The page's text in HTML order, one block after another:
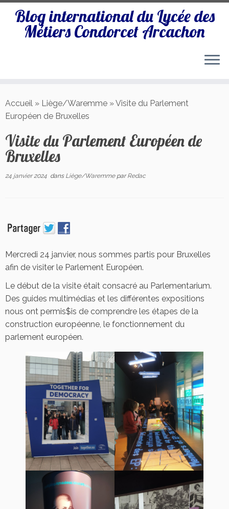
au
contenu
Blog international du Lycée des
Métiers Condorcet Arcachon
Accueil » Liège/Waremme »Visite du Parlement
Européen de Bruxelles
Visite du Parlement Européen de
Bruxelles
24 janvier 2024 dans Liège/Waremme parRedac
Mercredi 24 janvier, nous sommes partis pour Bruxelles
afin de visiter le Parlement Européen.
Le début de la visite était consacré au Parlementarium.
Des guides multimédias et les différentes expositions
nous ont permis$is de comprendre les étapes de la
construction européenne, le fonctionnement du
parlement européen.